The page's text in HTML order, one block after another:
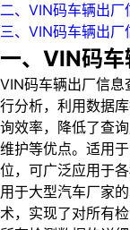
二、VIN码车辆出厂
三、VIN码车辆出
一、VIN码
VIN码车辆出厂信息
行分析，利用数据
询效率，降低了查
维护等优点。适用
位，可广泛应用于
用于大型汽车厂家
术，实现了对所有